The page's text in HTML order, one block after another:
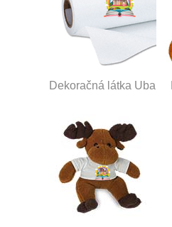
Dekoračná látka Uba